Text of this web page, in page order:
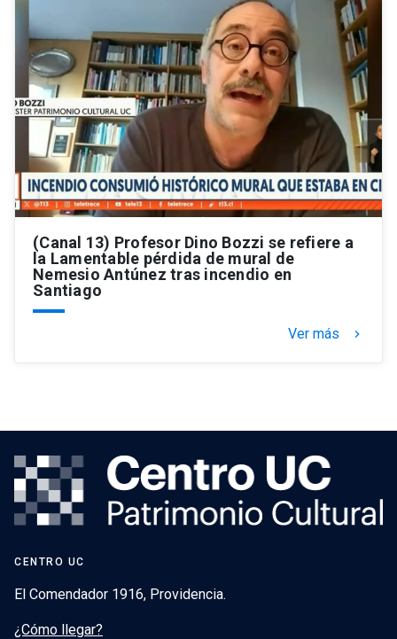
(Canal 13) Profesor Dino Bozzi se refiere a
la Lamentable pérdida de mural de
Nemesio Antúnez tras incendio en
Santiago
Ver más keyboard_arrow_right
CENTRO UC
El Comendador 1916, Providencia.
¿Cómo llegar?